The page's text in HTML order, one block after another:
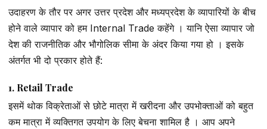
उदाहरण के तौर पर अगर उत्तर प्रदेश और मध्यप्रदेश के व्यापारियों के बीच
होने वाले व्यापार को हम Internal Trade कहेंगे । यानि ऐसा व्यापार जो
देश की राजनीतिक और भौगोलिक सीमा के अंदर किया गया हो । इसके
अंतर्गत भी दो प्रकार होते हैं:
1. Retail Trade
इसमें थोक विक्रेताओं से छोटे मात्रा में खरीदना और उपभोक्ताओं को बहुत
कम मात्रा में व्यक्तिगत उपयोग के लिए बेचना शामिल है । आप अपने